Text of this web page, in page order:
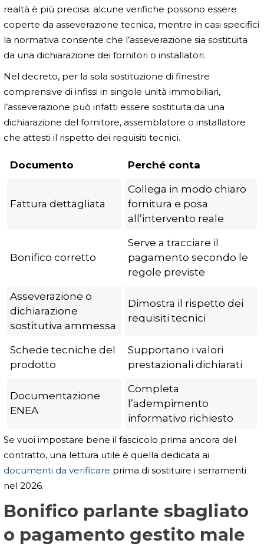
realtà è più precisa: alcune verifiche possono essere
coperte da asseverazione tecnica, mentre in casi specifici
la normativa consente che l’asseverazione sia sostituita
da una dichiarazione dei fornitori o installatori.
Nel decreto, per la sola sostituzione di finestre
comprensive di infissi in singole unità immobiliari,
l’asseverazione può infatti essere sostituita da una
dichiarazione del fornitore, assemblatore o installatore
che attesti il rispetto dei requisiti tecnici.
Documento Perché conta
Fattura dettagliata
Collega in modo chiaro
fornitura e posa
all’intervento reale
Bonifico corretto
Serve a tracciare il
pagamento secondo le
regole previste
Asseverazione o
dichiarazione
sostitutiva ammessa
Dimostra il rispetto dei
requisiti tecnici
Schede tecniche del
prodotto
Supportano i valori
prestazionali dichiarati
Documentazione
ENEA
Completa
l’adempimento
informativo richiesto
Se vuoi impostare bene il fascicolo prima ancora del
contratto, una lettura utile è quella dedicata ai
documenti da verificare prima di sostituire i serramenti
nel 2026.
Bonifico parlante sbagliato
o pagamento gestito male